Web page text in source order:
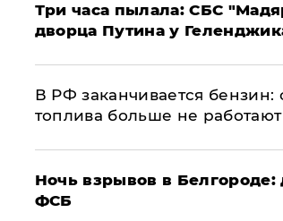
Три часа пылала: СБС
дворца Путина у
​В РФ заканчивается
топлива больше не работают
​Ночь взрывов в
ФСБ